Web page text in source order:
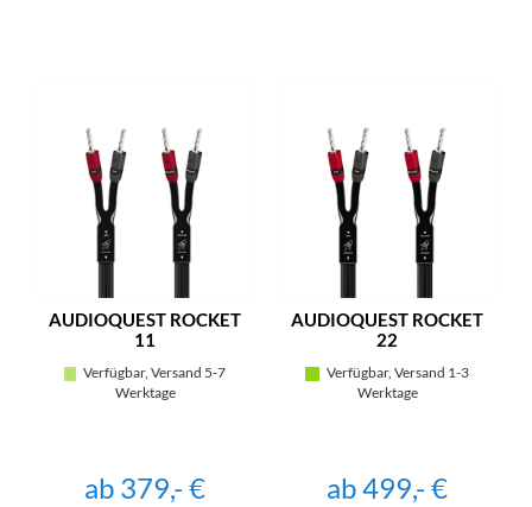
AUDIOQUEST ROCKET
11
Verfügbar, Versand 5-7
Werktage
ab 379,- €
AUDIOQUEST ROCKET
22
Verfügbar, Versand 1-3
Werktage
ab 499,- €